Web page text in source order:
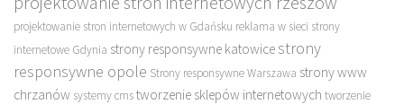
projektowanie stron internetowych w Gdańsku reklama w sieci strony
internetowe Gdynia strony responsywne katowice strony
responsywne opole Strony responsywne Warszawa strony www
chrzanów systemy cmstworzenie sklepów internetowych tworzenie